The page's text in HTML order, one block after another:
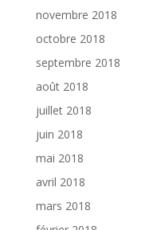
novembre 2018
octobre 2018
septembre 2018
août 2018
juillet 2018
juin 2018
mai 2018
avril 2018
mars 2018